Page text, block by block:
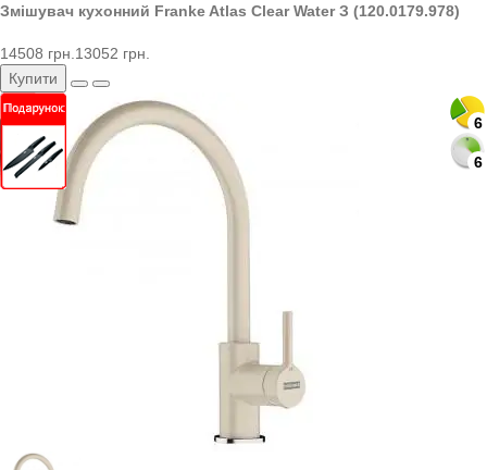
Змішувач кухонний Franke Atlas Clear Water З (120.0179.978)
14508 грн. 13052 грн.
Купити
6
6